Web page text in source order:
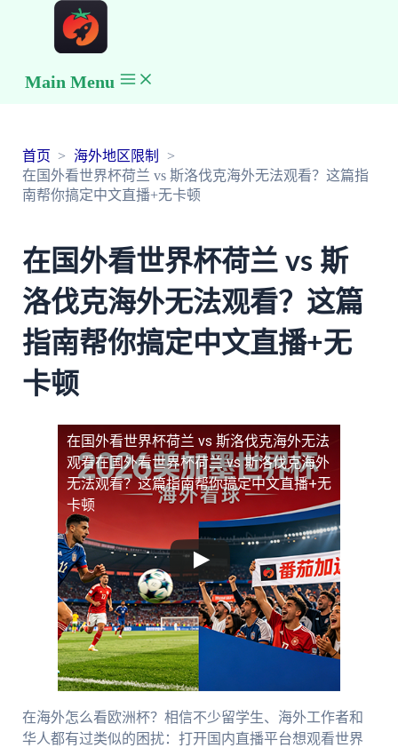
Main Menu
首页
海外地区限制
在国外看世界杯荷兰 vs 斯洛伐克海外无法观看？这篇指
南帮你搞定中文直播+无卡顿
在国外看世界杯荷兰 vs 斯
洛伐克海外无法观看？这篇
指南帮你搞定中文直播+无
卡顿
在国外看世界杯荷兰 vs 斯洛伐克海外无法
观看在国外看世界杯荷兰 vs 斯洛伐克海外
无法观看？这篇指南帮你搞定中文直播+无
卡顿
在海外怎么看欧洲杯？相信不少留学生、海外工作者和
华人都有过类似的困扰：打开国内直播平台想观看世界